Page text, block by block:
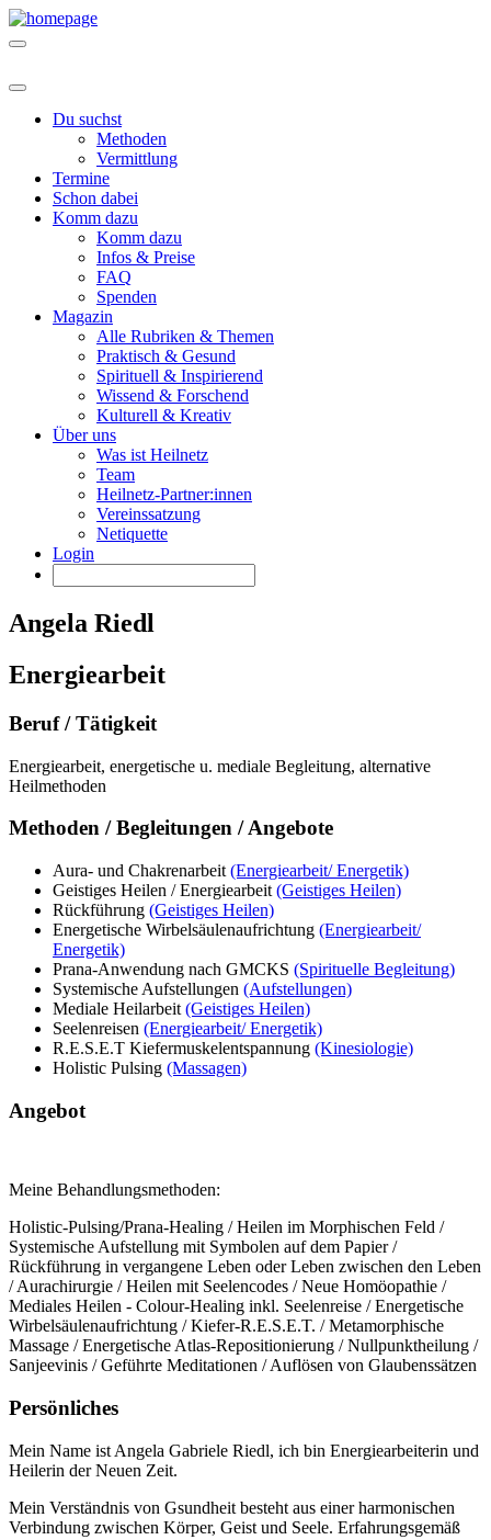
Du suchst
Methoden
Vermittlung
Termine
Schon dabei
Komm dazu
Komm dazu
Infos & Preise
FAQ
Spenden
Magazin
Alle Rubriken & Themen
Praktisch & Gesund
Spirituell & Inspirierend
Wissend & Forschend
Kulturell & Kreativ
Über uns
Was ist Heilnetz
Team
Heilnetz-Partner:innen
Vereinssatzung
Netiquette
Login
Angela Riedl
Energiearbeit
Beruf / Tätigkeit
Energiearbeit, energetische u. mediale Begleitung, alternative
Heilmethoden
Methoden / Begleitungen / Angebote
Aura- und Chakrenarbeit (Energiearbeit/ Energetik)
Geistiges Heilen / Energiearbeit (Geistiges Heilen)
Rückführung (Geistiges Heilen)
Energetische Wirbelsäulenaufrichtung (Energiearbeit/
Energetik)
Prana-Anwendung nach GMCKS (Spirituelle Begleitung)
Systemische Aufstellungen (Aufstellungen)
Mediale Heilarbeit (Geistiges Heilen)
Seelenreisen (Energiearbeit/ Energetik)
R.E.S.E.T Kiefermuskelentspannung (Kinesiologie)
Holistic Pulsing (Massagen)
Angebot
Meine Behandlungsmethoden:
Holistic-Pulsing/Prana-Healing / Heilen im Morphischen Feld /
Systemische Aufstellung mit Symbolen auf dem Papier /
Rückführung in vergangene Leben oder Leben zwischen den Leben
/ Aurachirurgie / Heilen mit Seelencodes / Neue Homöopathie /
Mediales Heilen - Colour-Healing inkl. Seelenreise / Energetische
Wirbelsäulenaufrichtung / Kiefer-R.E.S.E.T. / Metamorphische
Massage / Energetische Atlas-Repositionierung / Nullpunktheilung /
Sanjeevinis / Geführte Meditationen / Auflösen von Glaubenssätzen
Persönliches
Mein Name ist Angela Gabriele Riedl, ich bin Energiearbeiterin und
Heilerin der Neuen Zeit.
Mein Verständnis von Gsundheit besteht aus einer harmonischen
Verbindung zwischen Körper, Geist und Seele. Erfahrungsgemäß